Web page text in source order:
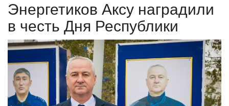
ПАВЛОДАРСКАЯ ОБЛАСТЬ
КАЗАХСТАН
МИР
СПЕЦПРОЕКТЫ
Энергетиков Аксу наградили
в честь Дня Республики